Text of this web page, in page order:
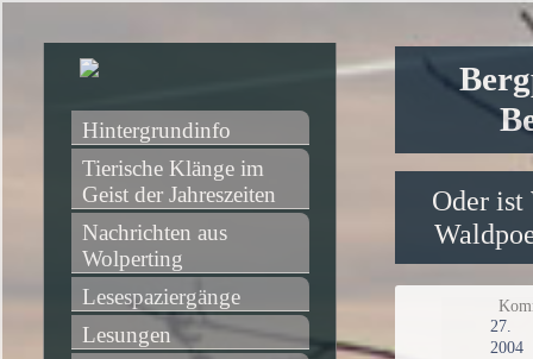
Oder ist
2004
Hintergrundinfo
Tierische Klänge im
Geist der Jahreszeiten
Nachrichten aus
Wolperting
Lesespaziergänge
Lesungen